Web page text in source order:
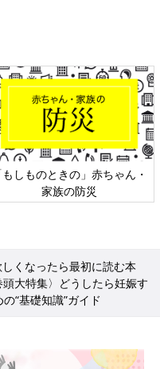
星占術 細木かおりさんの人生
相談
くなったら最初に読む本
大特集〉どうしたら妊娠す
“基礎知識”ガイド